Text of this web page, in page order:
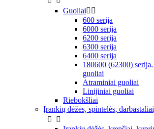
Guoliai 
600 serija
6000 serija
6200 serija
6300 serija
6400 serija
180600 (62300)
guoliai
Atraminiai guoliai
Linijiniai guoliai
Riebokšliai
Įrankių dėžės, spintelės,

